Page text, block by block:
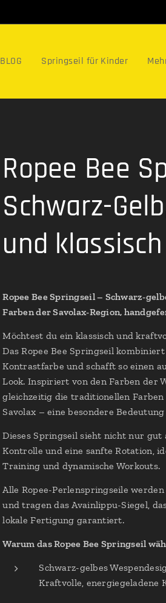
BLOG Springseil für Kinder
Ropee Bee
Schwarz-
und klassisch
Ropee Bee Springseil – Schwarz-
Farben der Savolax-Region,
Möchtest du ein klassisch und
Das Ropee Bee Springseil
Kontrastfarbe und schafft so einen
Look. Inspiriert von den Farben der
gleichzeitig die traditionellen
Savolax – eine besondere
Dieses Springseil sieht nicht nur gut
Kontrolle und eine sanfte Rotation,
Training und dynamische Workouts.
Alle Ropee-Perlenspringseile
und tragen das Avainlippu-Siegel,
lokale Fertigung garantiert.
Warum das Ropee Bee Springseil
Schwarz-gelbes
Kraftvolle, energiegeladene